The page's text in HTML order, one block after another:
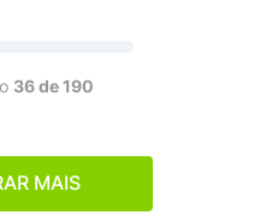
36 de 190
MAIS